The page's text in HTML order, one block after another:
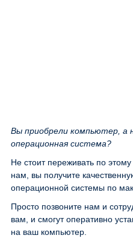
Вы приобрели компьютер, а
операционная система?
Не стоит переживать по
нам, вы получите
операционной системы по
Просто позвоните нам и
вам, и смогут оперативно
на ваш компьютер.